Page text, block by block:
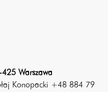
Warszawa
Konopacki +48 884 79